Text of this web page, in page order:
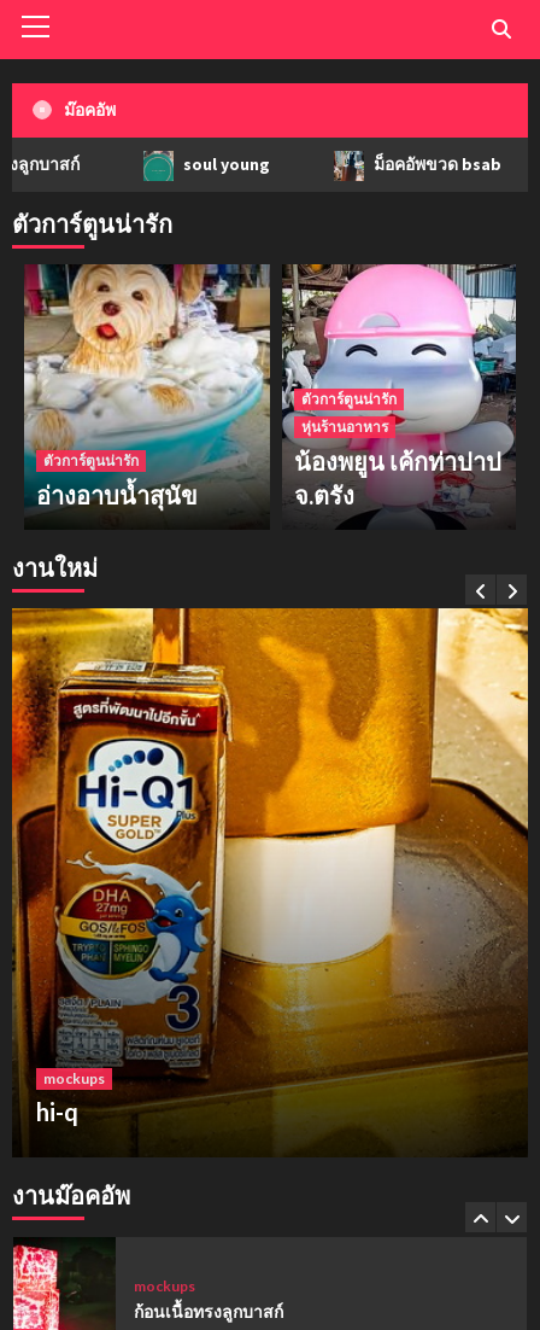
ม๊อคอัพ
soul young ม็อคอัพขวด bsab
งานใหม่
โฟม
ฮาร์เบอร์แลนด์ ขอนแก่น
ตัวการ์ตูนน่ารัก
ตัวการ์ตูนน่ารัก
อ่างอาบน้ำสุนัข
ตัวการ์ตูนน่ารัก
หุ่นร้านอาหาร
น้องพยูน เค้กท่าปาป
จ.ตรัง
งานม๊อคอัพ
3
mockups
soul young
4
mockups
ม็อคอัพขวด bsab
mockups
ม็อคอัพน้ำมันวังว่าน
1
mockups
ก้อนเนื้อทรงลูกบาสก์